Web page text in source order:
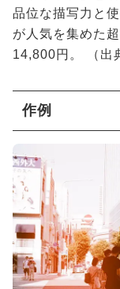
品位な描写力と
が人気を集めた
14,800円。 （出
作例